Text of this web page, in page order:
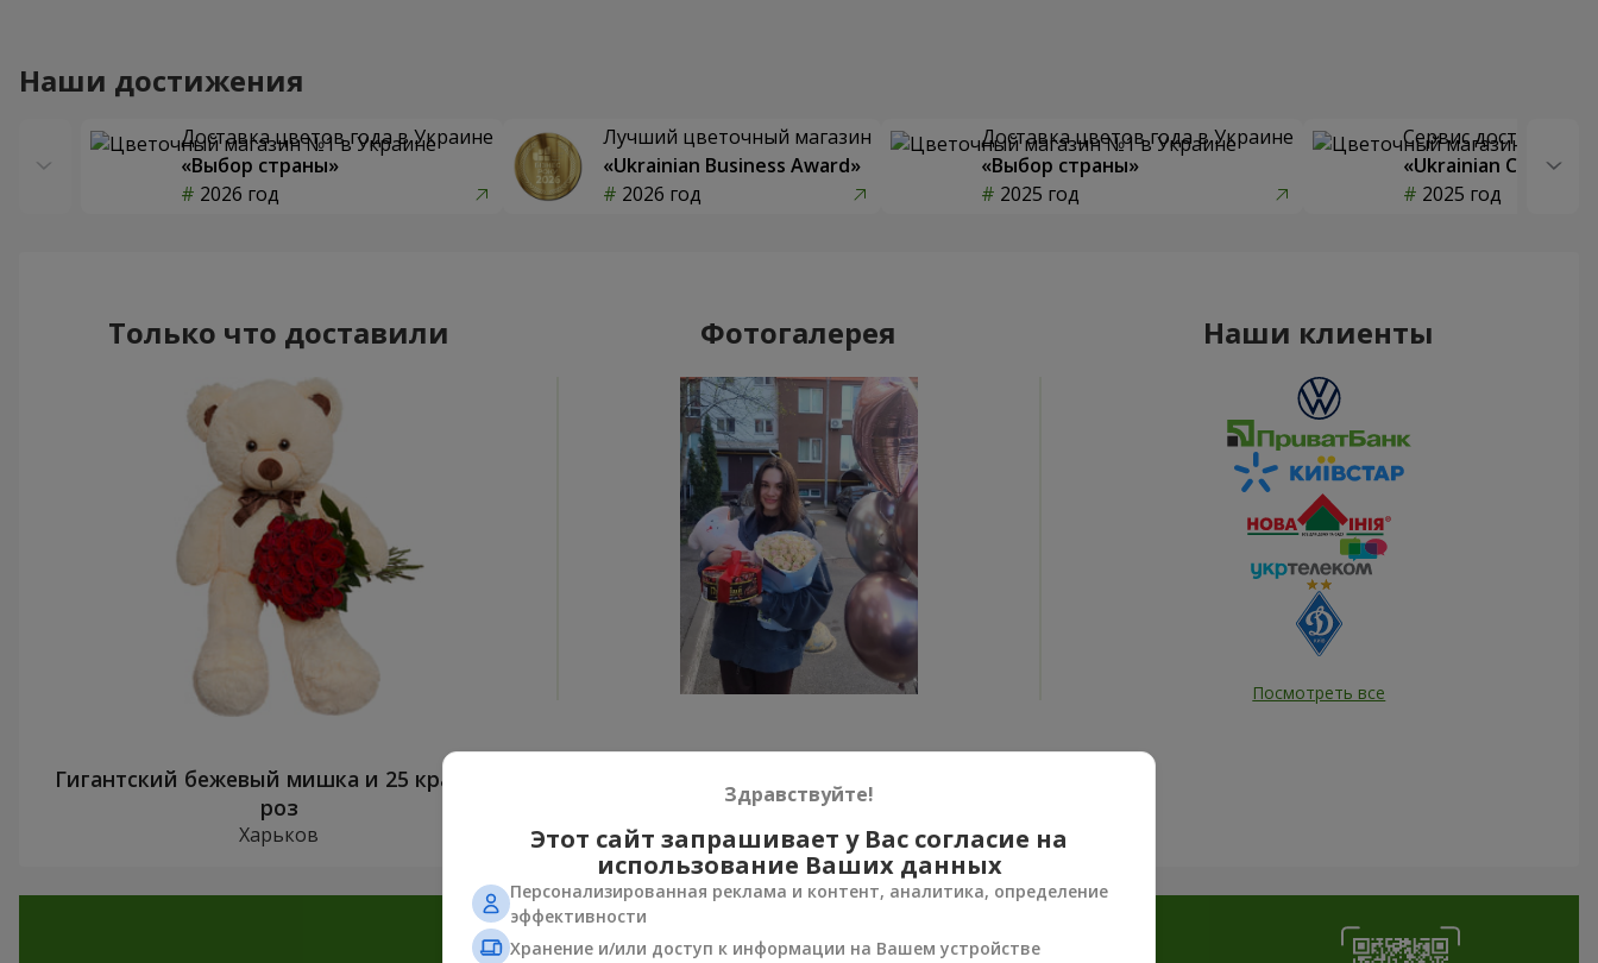
Наши достижения
Доставка цветов года в Украине
«Выбор страны»
2026 год
Лучший цветочный магазин
«Ukrainian Business Award»
2026 год
Доставка цветов года в Украине
«Выбор страны»
2025 год
Сервис доставки
«Ukrainian Choice»
2025 год
Только что доставили
Гигантский бежевый мишка и 25 красных
роз
Харьков
Фотогалерея
Все фото доставок
Заказать этот товар
Наши клиенты
Посмотреть все
Здравствуйте!
Этот сайт запрашивает у Вас согласие на
использование Ваших данных
Персонализированная реклама и контент, аналитика, определение
эффективности
Хранение и/или доступ к информации на Вашем устройстве